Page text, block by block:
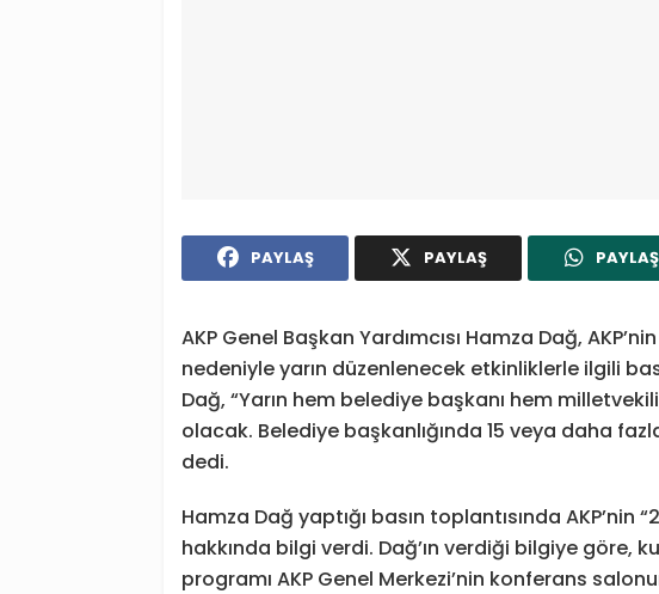
PAYLAŞ PAYLAŞ PAYLAŞ
AKP Genel Başkan Yardımcısı Hamza Dağ,
nedeniyle yarın düzenlenecek etkinliklerle ilgili
Dağ, “Yarın hem belediye başkanı hem
olacak. Belediye başkanlığında 15 veya daha
dedi.
Hamza Dağ yaptığı basın toplantısında AKP’nin
hakkında bilgi verdi. Dağ’ın verdiği bilgiye göre,
programı AKP Genel Merkezi’nin konferans